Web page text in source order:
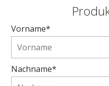
Vorname*
Nachname*